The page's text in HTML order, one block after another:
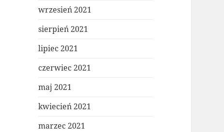
wrzesień 2021
sierpień 2021
lipiec 2021
czerwiec 2021
maj 2021
kwiecień 2021
marzec 2021